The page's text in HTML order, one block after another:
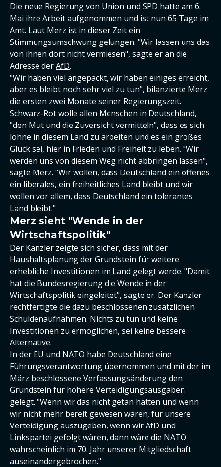
Die neue Regierung von Union und SPD hatte am 6.
Mai ihre Arbeit aufgenommen und ist nun 65 Tage im
Amt. Laut Merz ist in dieser Zeit ein
Stimmungsumschwung gelungen. "Wir lassen uns das
von ihnen dort nicht vermiesen", sagte er an die
Adresse derAfD.
"Wir haben viel angepackt, wir haben einiges erreicht,
aber es bleibt noch sehr viel zu tun", bilanzierte Merz
die ersten zwei Monate seiner Regierungszeit.
Schwarz-Rot wolle allen Menschen in Deutschland,
"den Mut und die Zuversicht vermitteln", dass es sich
lohne in diesem Land zu arbeiten und es ein großes
Glück sei, hier in Frieden und Freiheit zu leben. "Wir
werden uns von diesem Weg nicht abbringen lassen",
sagte Merz. "Wir wollen, dass Deutschland ein offenes
ein liberales, ein freiheitliches Land bleibt und wir
wollen vor allem, dass Deutschland ein tolerantes
Land bleibt."
Merz sieht "Wende in der
Wirtschaftspolitik"
Der Kanzler zeigte sich sicher, dass mit der
Haushaltsplanung der Grundstein für weitere
erhebliche Investitionen im Land gelegt werde. "Damit
hat die Bundesregierung die Wende in der
Wirtschaftspolitik eingeleitet", sagte er. Der Kanzler
rechtfertigte die dazu beschlossenen zusätzlichen
Schuldenaufnahmen. Nichts zu tun und keine
Investitionen zu ermöglichen, sei keine bessere
Alternative.
In der EU und NATO habe Deutschland eine
Führungsverantwortung übernommen und mit der im
März beschlossene Verfassungsänderung den
Grundstein für höhere Verteidigungsausgaben
gelegt. "Wenn wir das nicht getan hätten und wenn
wir nicht mehr bereit gewesen wären, für unsere
Verteidigung auszugeben, wenn wir AfD und
Linkspartei gefolgt wären, dann wäre die NATO
wahrscheinlich im 70. Jahr unserer Mitgliedschaft
auseinandergebrochen."